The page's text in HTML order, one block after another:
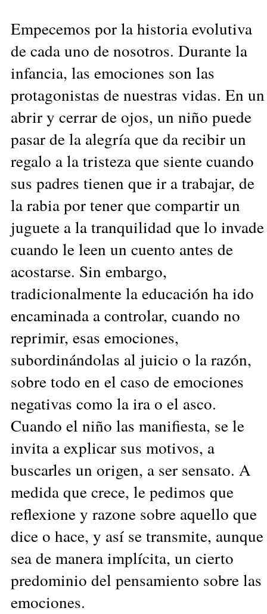
Empecemos por la historia evolutiva
de cada uno de nosotros. Durante la
infancia, las emociones son las
protagonistas de nuestras vidas. En un
abrir y cerrar de ojos, un niño puede
pasar de la alegría que da recibir un
regalo a la tristeza que siente cuando
sus padres tienen que ir a trabajar, de
la rabia por tener que compartir un
juguete a la tranquilidad que lo invade
cuando le leen un cuento antes de
acostarse. Sin embargo,
tradicionalmente la educación ha ido
encaminada a controlar, cuando no
reprimir, esas emociones,
subordinándolas al juicio o la razón,
sobre todo en el caso de emociones
negativas como la ira o el asco.
Cuando el niño las manifiesta, se le
invita a explicar sus motivos, a
buscarles un origen, a ser sensato. A
medida que crece, le pedimos que
reflexione y razone sobre aquello que
dice o hace, y así se transmite, aunque
sea de manera implícita, un cierto
predominio del pensamiento sobre las
emociones.